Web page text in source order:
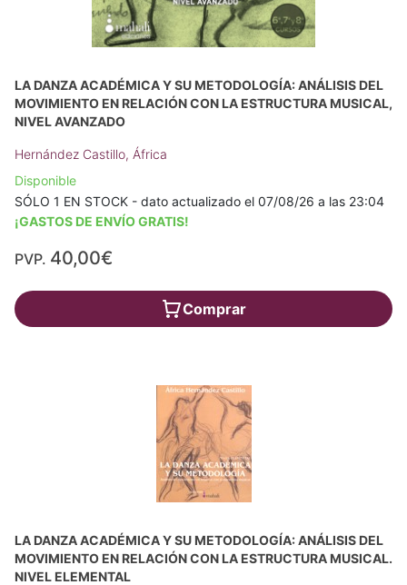
LA DANZA ACADÉMICA Y SU METODOLOGÍA: ANÁLISIS DEL
MOVIMIENTO EN RELACIÓN CON LA ESTRUCTURA MUSICAL,
NIVEL AVANZADO
Hernández Castillo, África
Disponible
SÓLO 1 EN STOCK - dato actualizado el 07/08/26 a las 23:04
¡GASTOS DE ENVÍO GRATIS!
PVP. 40,00€
Comprar
LA DANZA ACADÉMICA Y SU METODOLOGÍA: ANÁLISIS DEL
MOVIMIENTO EN RELACIÓN CON LA ESTRUCTURA MUSICAL.
NIVEL ELEMENTAL